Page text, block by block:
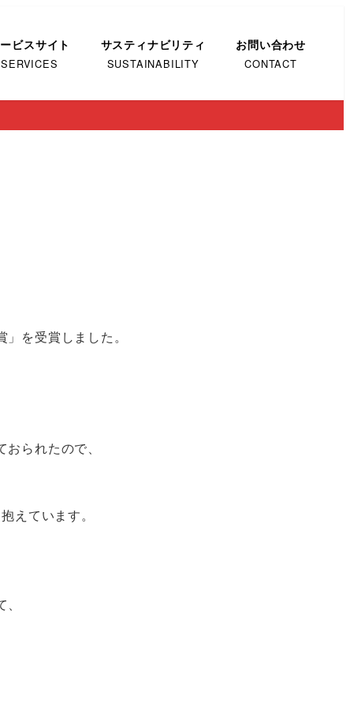
ビスサイト
SERVICES
サスティナビリティ
SUSTAINABILITY
お問い合わせ
CONTACT
を受賞しました。
られたので、
えています。